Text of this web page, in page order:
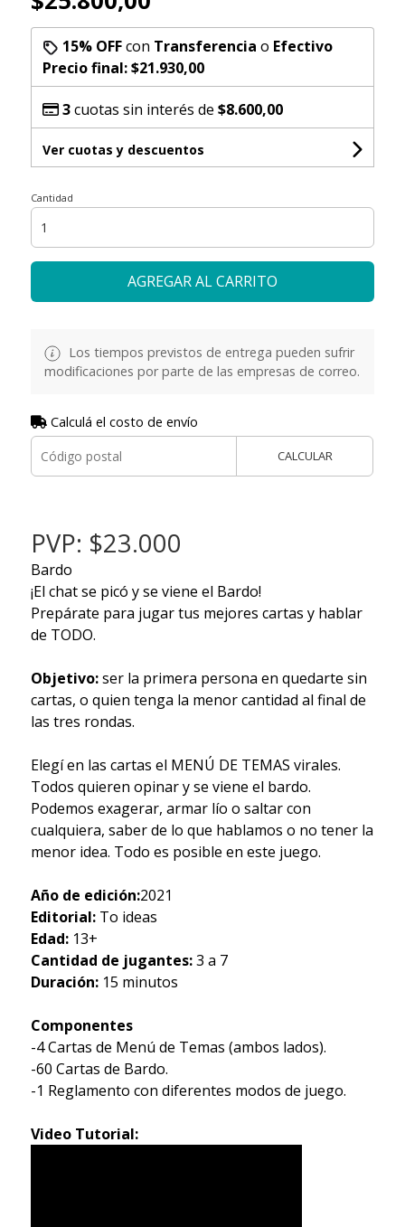
15% OFFcon Transferencia o Efectivo
Precio final:$21.930,00
3cuotas sin interés de $8.600,00
Ver cuotas y descuentos
Cantidad
AGREGAR AL CARRITO
Los tiempos previstos de entrega pueden sufrir
modificaciones por parte de las empresas de correo.
Calculá el costo de envío
CALCULAR
PVP: $23.000
Bardo
¡El chat se picó y se viene el Bardo!
Prepárate para jugar tus mejores cartas y hablar
de TODO.
Objetivo:ser la primera persona en quedarte sin
cartas, o quien tenga la menor cantidad al final de
las tres rondas.
Elegí en las cartas el MENÚ DE TEMAS virales.
Todos quieren opinar y se viene el bardo.
Podemos exagerar, armar lío o saltar con
cualquiera, saber de lo que hablamos o no tener la
menor idea. Todo es posible en este juego.
Año de edición:2021
Editorial: To ideas
Edad: 13+
Cantidad de jugantes:3 a 7
Duración: 15 minutos
Componentes
-4 Cartas de Menú de Temas (ambos lados).
-60 Cartas de Bardo.
-1 Reglamento con diferentes modos de juego.
Video Tutorial: